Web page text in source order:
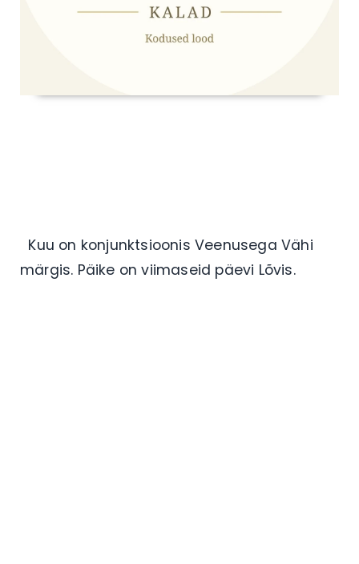
Kuu on konjunktsioonis Veenusega Vähi
märgis. Päike on viimaseid päevi Lõvis.